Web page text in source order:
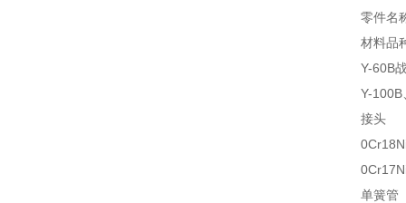
零件名
材料品
Y-60B
Y-100B
接头
单簧管